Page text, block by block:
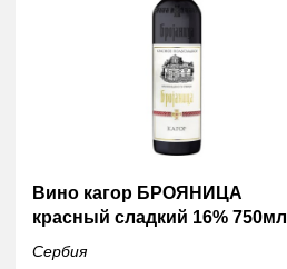
Вино кагор БРОЯНИЦА
красный сладкий 16% 750мл
Сербия